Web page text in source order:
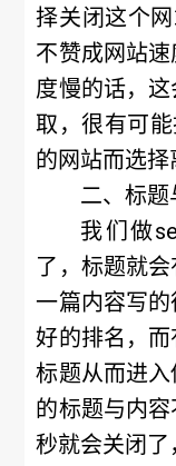
择关闭这个
不赞成网站
度慢的话，
取，很有可
的网站而选择
二、标
我们做
了，标题就
一篇内容写
好的排名，
标题从而进
的标题与内
秒就会关闭了